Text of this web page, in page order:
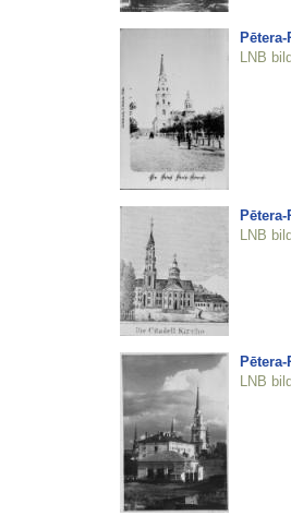
LNB
LNB
LNB